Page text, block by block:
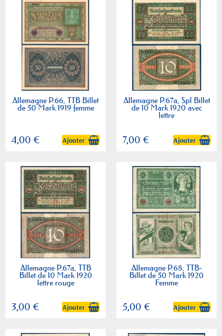
Allemagne P.66, TTB Billet
de 50 Mark 1919 femme
4,00 € Ajouter
Allemagne P.67a, Spl Billet
de 10 Mark 1920 avec
lettre
7,00 € Ajouter
Allemagne P.67a, TTB
Billet de 10 Mark 1920
lettre rouge
3,00 € Ajouter
Allemagne P.68, TTB-
Billet de 50 Mark 1920
Femme
5,00 € Ajouter